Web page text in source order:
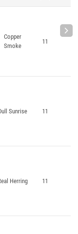
Copper
Smoke
11
Sunrise 11
Herring 11